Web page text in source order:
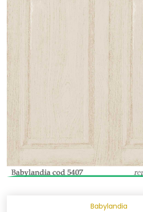
Babylandia